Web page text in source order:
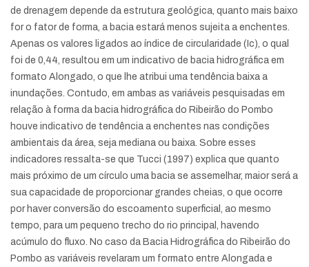
de drenagem depende da estrutura geológica, quanto mais baixo
for o fator de forma, a bacia estará menos sujeita a enchentes.
Apenas os valores ligados ao índice de circularidade (Ic), o qual
foi de 0,44, resultou em um indicativo de bacia hidrográfica em
formato Alongado, o que lhe atribui uma tendência baixa a
inundações. Contudo, em ambas as variáveis pesquisadas em
relação à forma da bacia hidrográfica do Ribeirão do Pombo
houve indicativo de tendência a enchentes nas condições
ambientais da área, seja mediana ou baixa. Sobre esses
indicadores ressalta-se que Tucci (1997) explica que quanto
mais próximo de um círculo uma bacia se assemelhar, maior será a
sua capacidade de proporcionar grandes cheias, o que ocorre
por haver conversão do escoamento superficial, ao mesmo
tempo, para um pequeno trecho do rio principal, havendo
acúmulo do fluxo. No caso da Bacia Hidrográfica do Ribeirão do
Pombo as variáveis revelaram um formato entre Alongada e